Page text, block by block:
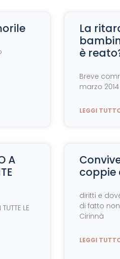
La
è
Breve
marzo
LEGGI
A
LE
coppie
diritti e
di fatto
Cirinnà
LEGGI